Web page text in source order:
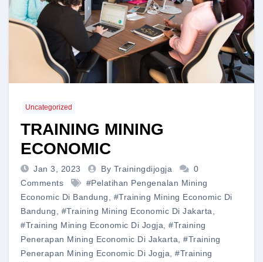
Uncategorized
TRAINING MINING
ECONOMIC
Jan 3, 2023 By Trainingdijogja
0
Comments
#pelatihan Pengenalan Mining
Economic Di Bandung, #training Mining Economic Di
Bandung, #training Mining Economic Di Jakarta,
#training Mining Economic Di Jogja, #training
Penerapan Mining Economic Di Jakarta, #training
Penerapan Mining Economic Di Jogja, #training